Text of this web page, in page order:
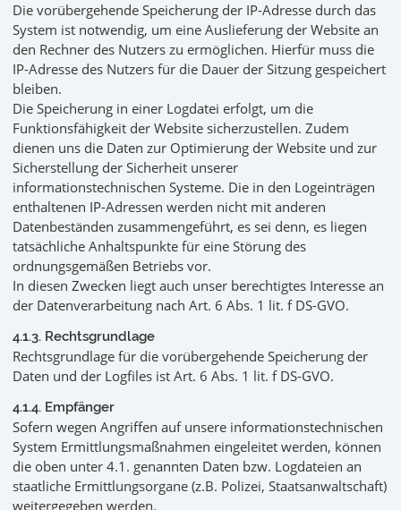
Die vorübergehende Speicherung der IP-Adresse durch das
System ist notwendig, um eine Auslieferung der Website an
den Rechner des Nutzers zu ermöglichen. Hierfür muss die
IP-Adresse des Nutzers für die Dauer der Sitzung gespeichert
bleiben.
Die Speicherung in einer Logdatei erfolgt, um die
Funktionsfähigkeit der Website sicherzustellen. Zudem
dienen uns die Daten zur Optimierung der Website und zur
Sicherstellung der Sicherheit unserer
informationstechnischen Systeme. Die in den Logeinträgen
enthaltenen IP-Adressen werden nicht mit anderen
Datenbeständen zusammengeführt, es sei denn, es liegen
tatsächliche Anhaltspunkte für eine Störung des
ordnungsgemäßen Betriebs vor.
In diesen Zwecken liegt auch unser berechtigtes Interesse an
der Datenverarbeitung nach Art. 6 Abs. 1 lit. f DS-GVO.
4.1.3. Rechtsgrundlage
Rechtsgrundlage für die vorübergehende Speicherung der
Daten und der Logfiles ist Art. 6 Abs. 1 lit. f DS-GVO.
4.1.4. Empfänger
Sofern wegen Angriffen auf unsere informationstechnischen
System Ermittlungsmaßnahmen eingeleitet werden, können
die oben unter 4.1. genannten Daten bzw. Logdateien an
staatliche Ermittlungsorgane (z.B. Polizei, Staatsanwaltschaft)
weitergegeben werden.